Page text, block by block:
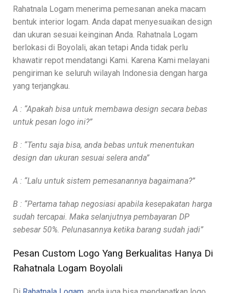
Rahatnala Logam menerima pemesanan aneka macam
bentuk interior logam. Anda dapat menyesuaikan design
dan ukuran sesuai keinginan Anda. Rahatnala Logam
berlokasi di Boyolali, akan tetapi Anda tidak perlu
khawatir repot mendatangi Kami. Karena Kami melayani
pengiriman ke seluruh wilayah Indonesia dengan harga
yang terjangkau.
A : “Apakah bisa untuk membawa design secara bebas
untuk pesan logo ini?”
B : “Tentu saja bisa, anda bebas untuk menentukan
design dan ukuran sesuai selera anda”
A : “Lalu untuk sistem pemesanannya bagaimana?”
B : “Pertama tahap negosiasi apabila kesepakatan harga
sudah tercapai. Maka selanjutnya pembayaran DP
sebesar 50%. Pelunasannya ketika barang sudah jadi”
Pesan Custom Logo Yang Berkualitas Hanya Di
Rahatnala Logam Boyolali